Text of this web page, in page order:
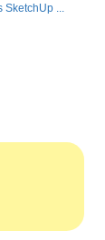
SketchUp ...